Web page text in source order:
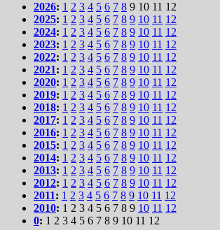
2026: 1 2 3 4 5 6 7 8 9 10 11 12
2025: 1 2 3 4 5 6 7 8 9 10 11 12
2024: 1 2 3 4 5 6 7 8 9 10 11 12
2023: 1 2 3 4 5 6 7 8 9 10 11 12
2022: 1 2 3 4 5 6 7 8 9 10 11 12
2021: 1 2 3 4 5 6 7 8 9 10 11 12
2020: 1 2 3 4 5 6 7 8 9 10 11 12
2019: 1 2 3 4 5 6 7 8 9 10 11 12
2018: 1 2 3 4 5 6 7 8 9 10 11 12
2017: 1 2 3 4 5 6 7 8 9 10 11 12
2016: 1 2 3 4 5 6 7 8 9 10 11 12
2015: 1 2 3 4 5 6 7 8 9 10 11 12
2014: 1 2 3 4 5 6 7 8 9 10 11 12
2013: 1 2 3 4 5 6 7 8 9 10 11 12
2012: 1 2 3 4 5 6 7 8 9 10 11 12
2011: 1 2 3 4 5 6 7 8 9 10 11 12
2010: 1 2 3 4 5 6 7 8 9 10 11 12
0: 1 2 3 4 5 6 7 8 9 10 11 12